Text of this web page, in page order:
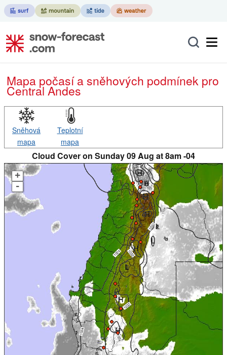
Mapa počasí a sněhových podmínek pro
Central Andes
Sněhová
mapa
Teplotní
mapa
Cloud Cover on Sunday 09 Aug at 8am -04
+
-